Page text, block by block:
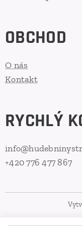
OBCHOD
O nás
Kontakt
RYCHLÝ
+420 776 477 867